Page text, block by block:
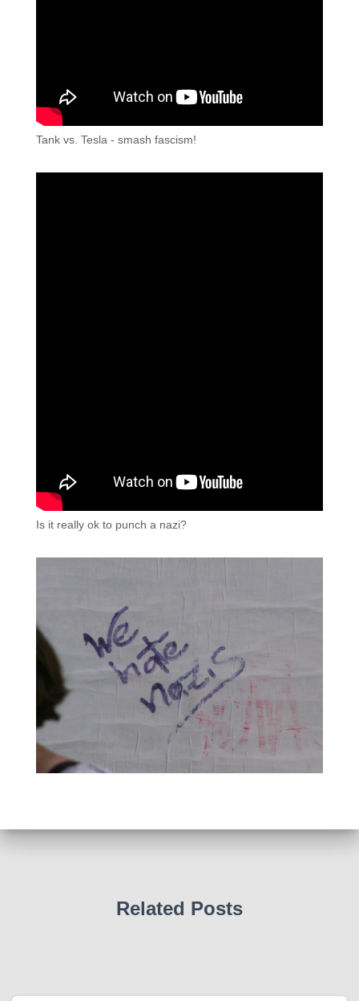
Tank vs. Tesla - smash fascism!
Is it really ok to punch a nazi?
Related Posts